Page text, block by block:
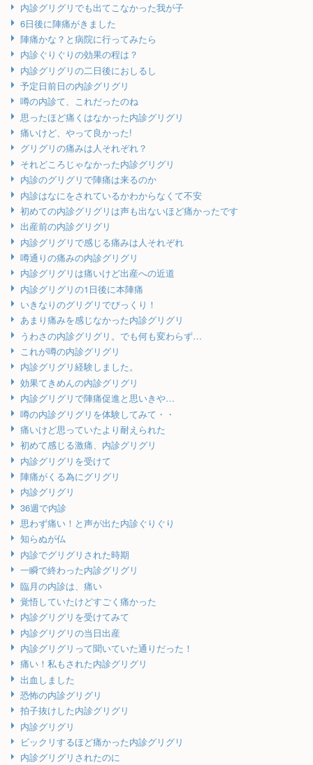
内診グリグリでも出てこなかった我が子
6日後に陣痛がきました
陣痛かな？と病院に行ってみたら
内診ぐりぐりの効果の程は？
内診グリグリの二日後におしるし
予定日前日の内診グリグリ
噂の内診て、これだったのね
思ったほど痛くはなかった内診グリグリ
痛いけど、やって良かった!
グリグリの痛みは人それぞれ？
それどころじゃなかった内診グリグリ
内診のグリグリで陣痛は来るのか
内診はなにをされているかわからなくて不安
初めての内診グリグリは声も出ないほど痛かったです
出産前の内診グリグリ
内診グリグリで感じる痛みは人それぞれ
噂通りの痛みの内診グリグリ
内診グリグリは痛いけど出産への近道
内診グリグリの1日後に本陣痛
いきなりのグリグリでびっくり！
あまり痛みを感じなかった内診グリグリ
うわさの内診グリグリ。でも何も変わらず…
これが噂の内診グリグリ
内診グリグリ経験しました。
効果てきめんの内診グリグリ
内診グリグリで陣痛促進と思いきや…
噂の内診グリグリを体験してみて・・
痛いけど思っていたより耐えられた
初めて感じる激痛、内診グリグリ
内診グリグリを受けて
陣痛がくる為にグリグリ
内診グリグリ
36週で内診
思わず痛い！と声が出た内診ぐりぐり
知らぬが仏
内診でグリグリされた時期
一瞬で終わった内診グリグリ
臨月の内診は、痛い
覚悟していたけどすごく痛かった
内診グリグリを受けてみて
内診グリグリの当日出産
内診グリグリって聞いていた通りだった！
痛い！私もされた内診グリグリ
出血しました
恐怖の内診グリグリ
拍子抜けした内診グリグリ
内診グリグリ
ビックリするほど痛かった内診グリグリ
内診グリグリされたのに